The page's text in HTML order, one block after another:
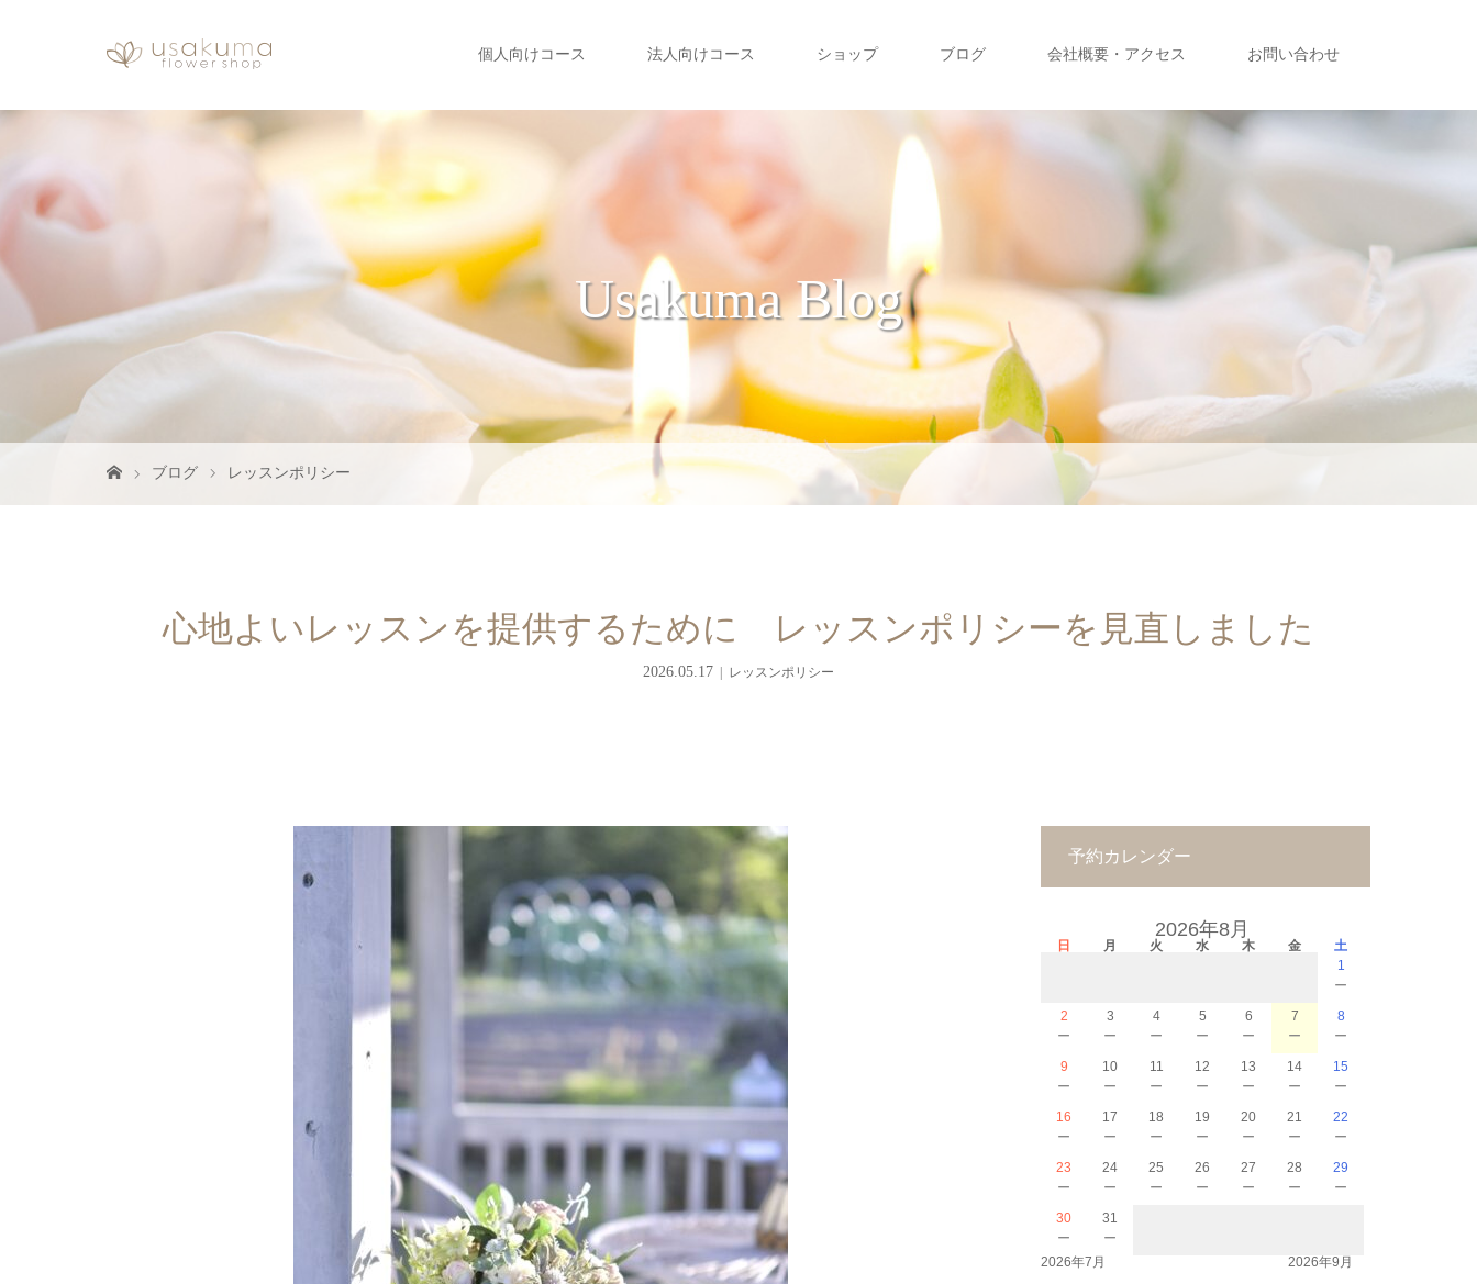
個人向けコース 法人向けコース ショップ ブログ 会社概要・アクセス お問い合わせ
Usakuma Blog
ブログ レッスンポリシー
心地よいレッスンを提供するために レッスンポリシーを見直しました
2026.05.17 レッスンポリシー
予約カレンダー
2026年8月
日 月 火 水 木 金
土
1
－
2
－
3
－
4
－
5
－
6
－
7
－
8
－
9
－
10
－
11
－
12
－
13
－
14
－
15
－
16
－
17
－
18
－
19
－
20
－
21
－
22
－
23
－
24
－
25
－
26
－
27
－
28
－
29
－
30
－
31
－
2026年7月 2026年9月